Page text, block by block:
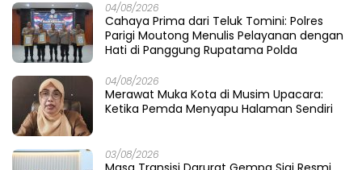
04/08/2026
Cahaya Prima dari Teluk Tomini: Polres
Parigi Moutong Menulis Pelayanan dengan
Hati di Panggung Rupatama Polda
04/08/2026
Merawat Muka Kota di Musim Upacara:
Ketika Pemda Menyapu Halaman Sendiri
03/08/2026